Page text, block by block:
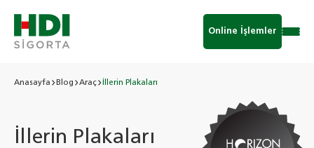
Online İşlemler
Anasayfa Blog Araç İllerin Plakaları
İllerin Plakaları